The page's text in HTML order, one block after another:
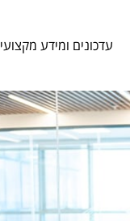
עדכונים ומידע מקצועי